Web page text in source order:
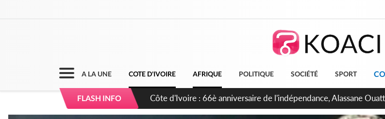
A LA UNE COTE D'IVOIRE AFRIQUE POLITIQUE SOCIÉTÉ SPORT
FLASH INFO
Côte d'Ivoire : À Abidjan, Amadou Oury Bah admire le modèle
développement de la Guinée